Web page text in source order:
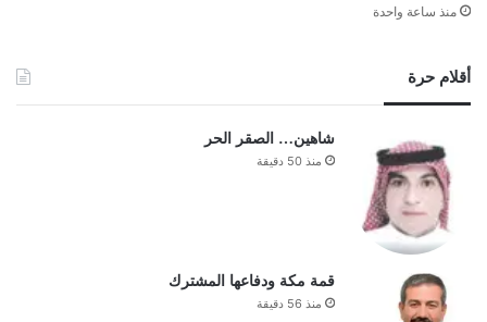
منذ ساعة واحدة
أقلام حرة
شاهين… الصقر الحر
منذ 50 دقيقة
قمة مكة ودفاعها المشترك
منذ 56 دقيقة